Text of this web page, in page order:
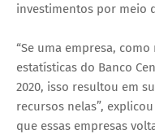
investimentos por meio
“Se uma empresa,
estatísticas do Banco
2020, isso resultou em
recursos nelas”,
que essas empresas